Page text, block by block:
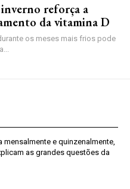
reforça a
da vitamina D
os meses mais frios pode
e quinzenalmente,
as grandes questões da